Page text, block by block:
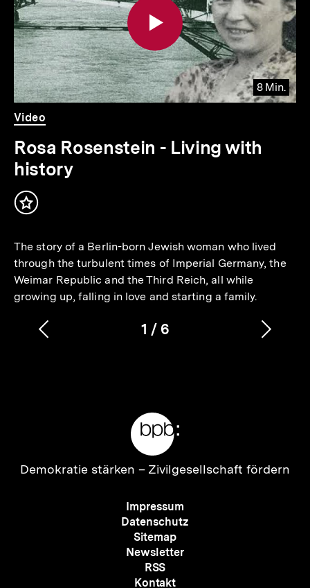
8 Min.
Video
Dauer
8
Min.
Video
Rosa Rosenstein - Living with
history
Inhalt
The story of a Berlin-born Jewish woman who lived
through the turbulent times of Imperial Germany, the
Weimar Republic and the Third Reich, all while
growing up, falling in love and starting a family.
Karussellinhalt
1
von
/ 6
Vorherigen
Zur
Demokratie stärken – Zivilgesellschaft fördern
Meta-
Navigation
Impressum
Datenschutz
Sitemap
Newsletter
RSS
Kontakt